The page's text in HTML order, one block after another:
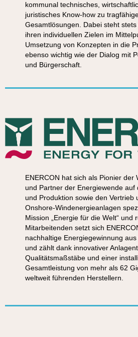
kommunal technisches,
juristisches Know-how zu
Gesamtlösungen. Dabei steht
ihren individuellen Zielen im
Umsetzung von Konzepten in die
ebenso wichtig wie der Dialog mit
und Bürgerschaft.
ENERCON hat sich als Pionier der
und Partner der Energiewende auf
und Produktion sowie den Vertrieb
Onshore-Windenergieanlagen
Mission „Energie für die Welt“ und
Mitarbeitenden setzt sich
nachhaltige Energiegewinnung
und zählt dank innovativer
Qualitätsmaßstäbe und einer
Gesamtleistung von mehr als 62
weltweit führenden Herstellern.